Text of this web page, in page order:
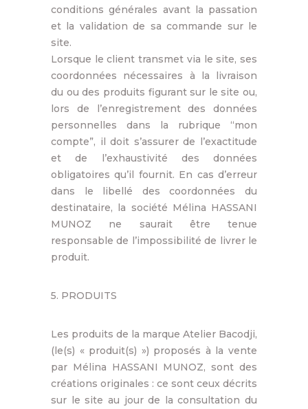
conditions générales avant la passation
et la validation de sa commande sur le
site.
Lorsque le client transmet via le site, ses
coordonnées nécessaires à la livraison
du ou des produits figurant sur le site ou,
lors de l’enregistrement des données
personnelles dans la rubrique “mon
compte”, il doit s’assurer de l’exactitude
et de l’exhaustivité des données
obligatoires qu’il fournit. En cas d’erreur
dans le libellé des coordonnées du
destinataire, la société Mélina HASSANI
MUNOZ ne saurait être tenue
responsable de l’impossibilité de livrer le
produit.
5. PRODUITS
Les produits de la marque Atelier Bacodji,
(le(s) « produit(s) ») proposés à la vente
par Mélina HASSANI MUNOZ, sont des
créations originales : ce sont ceux décrits
sur le site au jour de la consultation du